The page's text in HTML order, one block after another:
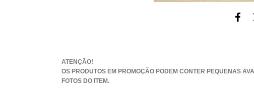
ATENÇÃO!
OS PRODUTOS EM PROMOÇÃO PODEM CONTER PEQUENAS
FOTOS DO ITEM.